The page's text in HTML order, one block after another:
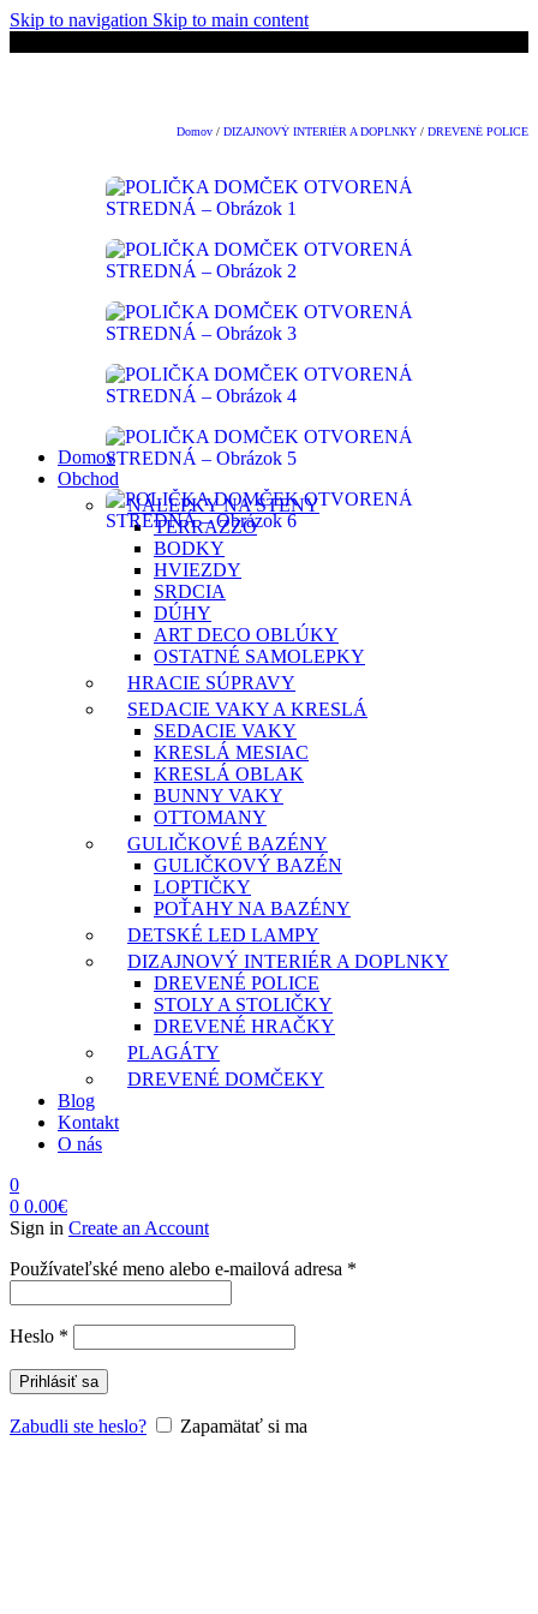
Skip to navigation Skip to main content
Domov
Obchod
NÁLEPKY NA STENY
TERRAZZO
BODKY
HVIEZDY
SRDCIA
DÚHY
ART DECO OBLÚKY
OSTATNÉ SAMOLEPKY
HRACIE SÚPRAVY
SEDACIE VAKY A KRESLÁ
SEDACIE VAKY
KRESLÁ MESIAC
KRESLÁ OBLAK
BUNNY VAKY
OTTOMANY
GULIČKOVÉ BAZÉNY
GULIČKOVÝ BAZÉN
LOPTIČKY
POŤAHY NA BAZÉNY
DETSKÉ LED LAMPY
DIZAJNOVÝ INTERIÉR A DOPLNKY
DREVENÉ POLICE
STOLY A STOLIČKY
DREVENÉ HRAČKY
PLAGÁTY
DREVENÉ DOMČEKY
Blog
Kontakt
O nás
0
0 0.00€
Sign in Create an Account
Používateľské meno alebo e-mailová adresa *
Heslo *
Prihlásiť sa
Zabudli ste heslo? Zapamätať si ma
Domov / DIZAJNOVÝ INTERIÉR A DOPLNKY / DREVENÉ POLICE